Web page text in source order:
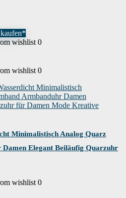
wishlist 0
wishlist 0
Minimalistisch Analog Quarz
Elegant Beiläufig Quarzuhr
wishlist 0